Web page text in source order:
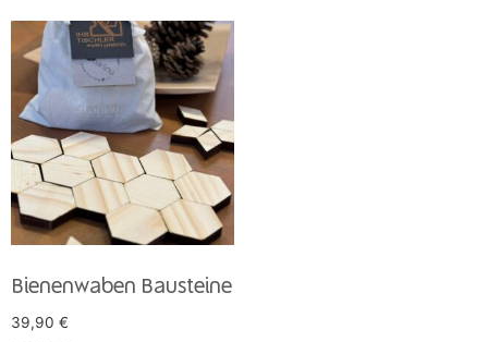
Bienenwaben Bausteine
39,90 €